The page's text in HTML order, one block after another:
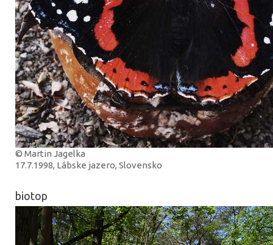
© Martin Jagelka
17.7.1998, Lábske jazero, Slovensko
biotop